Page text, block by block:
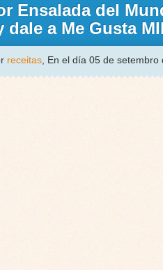
Ensalada del
dale a Me Gusta
receitas , En el día 05 de setembro